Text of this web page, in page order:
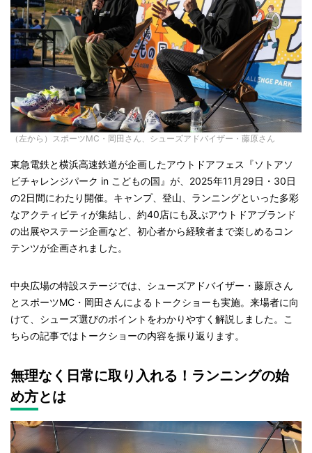
（左から）スポーツMC・岡田さん、シューズアドバイザー・藤原さん
東急電鉄と横浜高速鉄道が企画したアウトドアフェス『ソトアソ
ビチャレンジパーク in こどもの国』が、2025年11月29日・30日
の2日間にわたり開催。キャンプ、登山、ランニングといった多彩
なアクティビティが集結し、約40店にも及ぶアウトドアブランド
の出展やステージ企画など、初心者から経験者まで楽しめるコン
テンツが企画されました。
中央広場の特設ステージでは、シューズアドバイザー・藤原さん
とスポーツMC・岡田さんによるトークショーも実施。来場者に向
けて、シューズ選びのポイントをわかりやすく解説しました。こ
ちらの記事ではトークショーの内容を振り返ります。
無理なく日常に取り入れる！ランニングの始
め方とは